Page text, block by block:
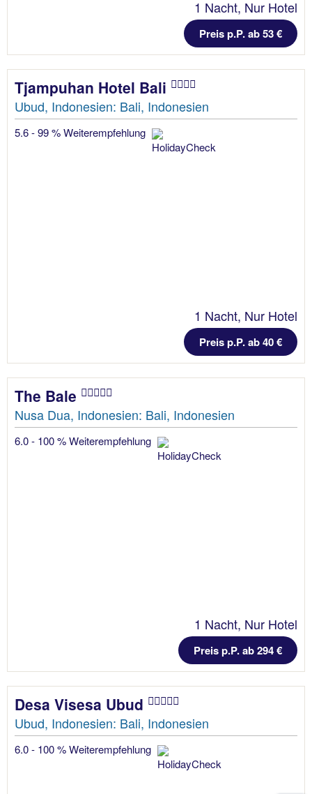
1 Nacht, Nur Hotel
Preis p.P. ab 53 €
Tjampuhan Hotel Bali
Ubud, Indonesien: Bali, Indonesien
5.6 - 99 % Weiterempfehlung
1 Nacht, Nur Hotel
Preis p.P. ab 40 €
The Bale
Nusa Dua, Indonesien: Bali, Indonesien
6.0 - 100 % Weiterempfehlung
1 Nacht, Nur Hotel
Preis p.P. ab 294 €
Desa Visesa Ubud
Ubud, Indonesien: Bali, Indonesien
6.0 - 100 % Weiterempfehlung